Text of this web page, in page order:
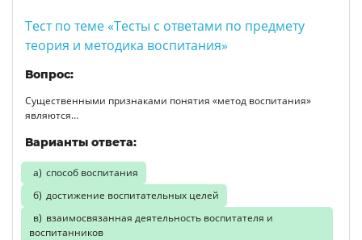
Тест по теме «Тесты с ответами по предмету
теория и методика воспитания»
Вопрос:
Существенными признаками понятия «метод воспитания»
являются…
Варианты ответа:
способ воспитания
достижение воспитательных целей
взаимосвязанная деятельность воспитателя и
воспитанников